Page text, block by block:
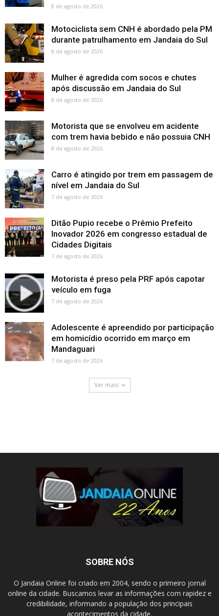
8 de agosto de 2026
Motociclista sem CNH é abordado pela PM
durante patrulhamento em Jandaia do Sul
8 de agosto de 2026
Mulher é agredida com socos e chutes
após discussão em Jandaia do Sul
8 de agosto de 2026
Motorista que se envolveu em acidente
com trem havia bebido e não possuia CNH
8 de agosto de 2026
Carro é atingido por trem em passagem de
nível em Jandaia do Sul
7 de agosto de 2026
Ditão Pupio recebe o Prêmio Prefeito
Inovador 2026 em congresso estadual de
Cidades Digitais
7 de agosto de 2026
Motorista é preso pela PRF após capotar
veículo em fuga
7 de agosto de 2026
Adolescente é apreendido por participação
em homicídio ocorrido em março em
Mandaguari
7 de agosto de 2026
Ver mais
SOBRE NÓS
O Jandaia Online foi criado em 2004, sendo o primeiro jornal
online da cidade. Buscamos levar as informações com rapidez e
credibilidade, informando a população dos principais
acontecimentos da cidade.